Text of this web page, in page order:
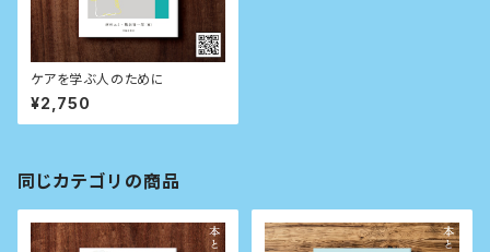
ケアを学ぶ人のために
¥2,750
同じカテゴリの商品